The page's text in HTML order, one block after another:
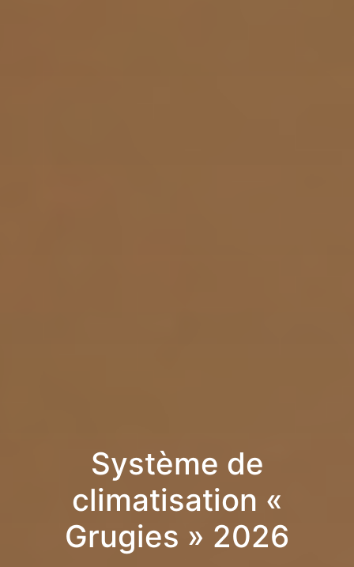
Système de
climatisation «
Grugies » 2026